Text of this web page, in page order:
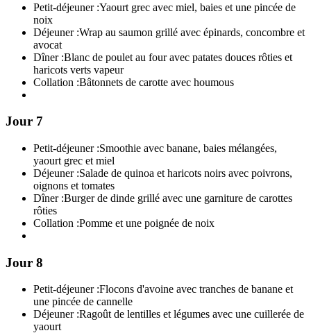
Petit-déjeuner :Yaourt grec avec miel, baies et une pincée de
noix
Déjeuner :Wrap au saumon grillé avec épinards, concombre et
avocat
Dîner :Blanc de poulet au four avec patates douces rôties et
haricots verts vapeur
Collation :Bâtonnets de carotte avec houmous
Jour 7
Petit-déjeuner :Smoothie avec banane, baies mélangées,
yaourt grec et miel
Déjeuner :Salade de quinoa et haricots noirs avec poivrons,
oignons et tomates
Dîner :Burger de dinde grillé avec une garniture de carottes
rôties
Collation :Pomme et une poignée de noix
Jour 8
Petit-déjeuner :Flocons d'avoine avec tranches de banane et
une pincée de cannelle
Déjeuner :Ragoût de lentilles et légumes avec une cuillerée de
yaourt